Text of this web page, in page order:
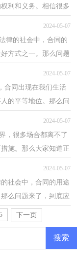
利和义务。相信很多
2024-05-07
律的社会中，合同的
方式之一。那么问题
2024-05-07
合同出现在我们生活
的平等地位。那么问
2024-05-07
，很多场合都离不了
施。那么大家知道正
2024-05-07
社会中，合同的用途
么问题来了，到底应
版建筑...
5
下一页